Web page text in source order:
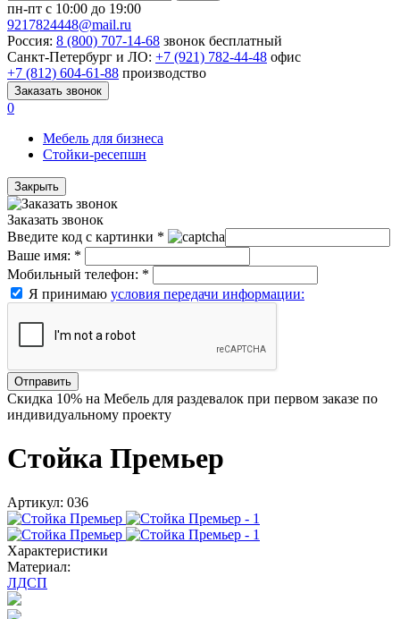
пн-пт с 10:00 до 19:00
9217824448@mail.ru
Россия: 8 (800) 707-14-68 звонок бесплатный
Санкт-Петербург и ЛО: +7 (921) 782-44-48 офис
+7 (812) 604-61-88 производство
Заказать звонок
0
Мебель для бизнеса
Стойки-ресепшн
Закрыть
Заказать звонок
Введите код с картинки *
Ваше имя: *
Мобильный телефон: *
Я принимаю условия передачи информации:
Отправить
Скидка 10% на Мебель для раздевалок при первом заказе по
индивидуальному проекту
Стойка Премьер
Артикул: 036
Характеристики
Материал:
ЛДСП